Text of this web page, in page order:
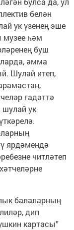
белән
ук үзенең эше
һәм
буш
әмма
Шулай итеп,
гадәттә
ук
ярдә­мендә
читләтеп
бала­ларның
дип
картасы”